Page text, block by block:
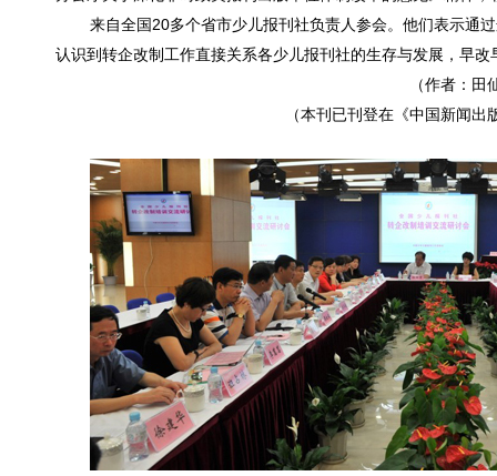
来自全国 20多个省市少儿报刊社负责人参会。他们表示通
认识到转企改制工作直接关系各少儿报刊社的生存与发展，早改
（作者： 田
（本刊已刊登在《中国新闻出